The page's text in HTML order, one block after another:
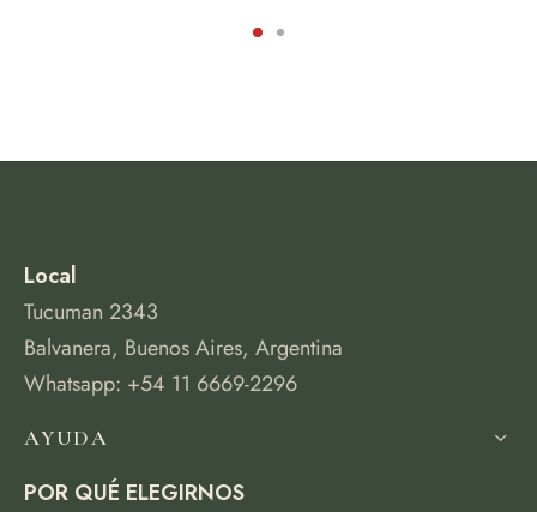
Local
Tucuman 2343
Balvanera, Buenos Aires, Argentina
Whatsapp: +54 11 6669-2296
AYUDA
POR QUÉ ELEGIRNOS